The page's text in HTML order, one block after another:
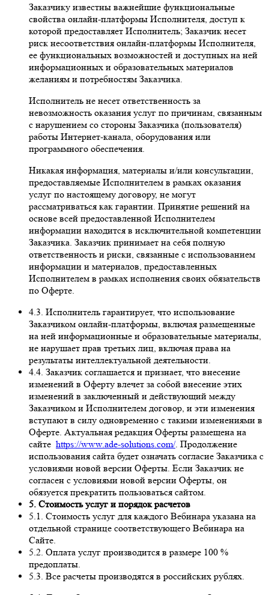
Заказчику известны важнейшие функциональные
свойства онлайн-платформы Исполнителя, доступ к
которой предоставляет Исполнитель; Заказчик несет
риск несоответствия онлайн-платформы Исполнителя,
ее функциональных возможностей и доступных на ней
информационных и образовательных материалов
желаниям и потребностям Заказчика.
Исполнитель не несет ответственность за
невозможность оказания услуг по причинам, связанным
с нарушением со стороны Заказчика (пользователя)
работы Интернет-канала, оборудования или
программного обеспечения.
Никакая информация, материалы и/или консультации,
предоставляемые Исполнителем в рамках оказания
услуг по настоящему договору, не могут
рассматриваться как гарантии. Принятие решений на
основе всей предоставленной Исполнителем
информации находится в исключительной компетенции
Заказчика. Заказчик принимает на себя полную
ответственность и риски, связанные с использованием
информации и материалов, предоставленных
Исполнителем в рамках исполнения своих обязательств
по Оферте.
4.3. Исполнитель гарантирует, что использование
Заказчиком онлайн-платформы, включая размещенные
на ней информационные и образовательные материалы,
не нарушает прав третьих лиц, включая права на
результаты интеллектуальной деятельности.
4.4. Заказчик соглашается и признает, что внесение
изменений в Оферту влечет за собой внесение этих
изменений в заключенный и действующий между
Заказчиком и Исполнителем договор, и эти изменения
вступают в силу одновременно с такими изменениями в
Оферте. Актуальная редакция Оферты размещена на
сайте https://www.ade-solutions.com/. Продолжение
использования сайта будет означать согласие Заказчика с
условиями новой версии Оферты. Если Заказчик не
согласен с условиями новой версии Оферты, он
обязуется прекратить пользоваться сайтом.
5. Стоимость услуг и порядок расчетов
5.1. Стоимость услуг для каждого Вебинара указана на
отдельной странице соответствующего Вебинара на
Сайте.
5.2. Оплата услуг производится в размере 100 %
предоплаты.
5.3. Все расчеты производятся в российских рублях.